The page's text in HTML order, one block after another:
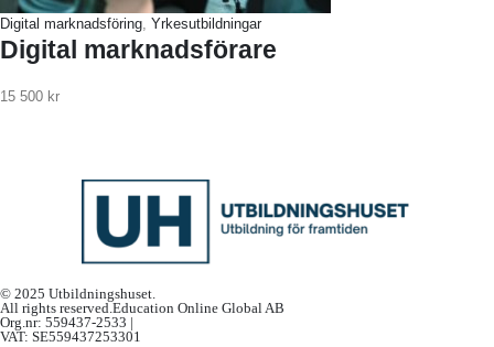
Digital marknadsföring, Yrkesutbildningar
Digital marknadsförare
15 500 kr
© 2025 Utbildningshuset.
All rights reserved.Education Online Global AB
Org.nr: 559437-2533 |
VAT: SE559437253301